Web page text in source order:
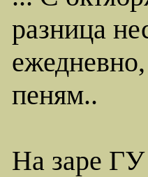
разница
пеням..
На заре ГУ